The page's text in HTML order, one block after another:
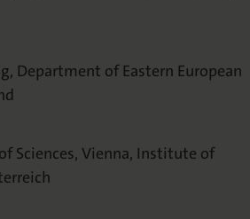
Department of Eastern European
Sciences, Vienna, Institute of